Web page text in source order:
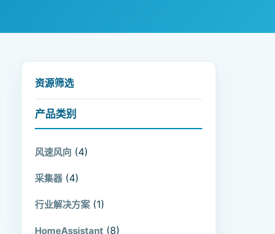
资源筛选
产品类别
风速风向 (4)
采集器 (4)
行业解决方案 (1)
HomeAssistant (8)